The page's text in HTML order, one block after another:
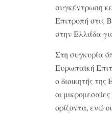
συγκέντρωση
Επιτροπή στις
στην Ελλάδα
Στη συγκυρία
Ευρωπαϊκή
ο διοικητής
οι
ορίζοντα, ενώ